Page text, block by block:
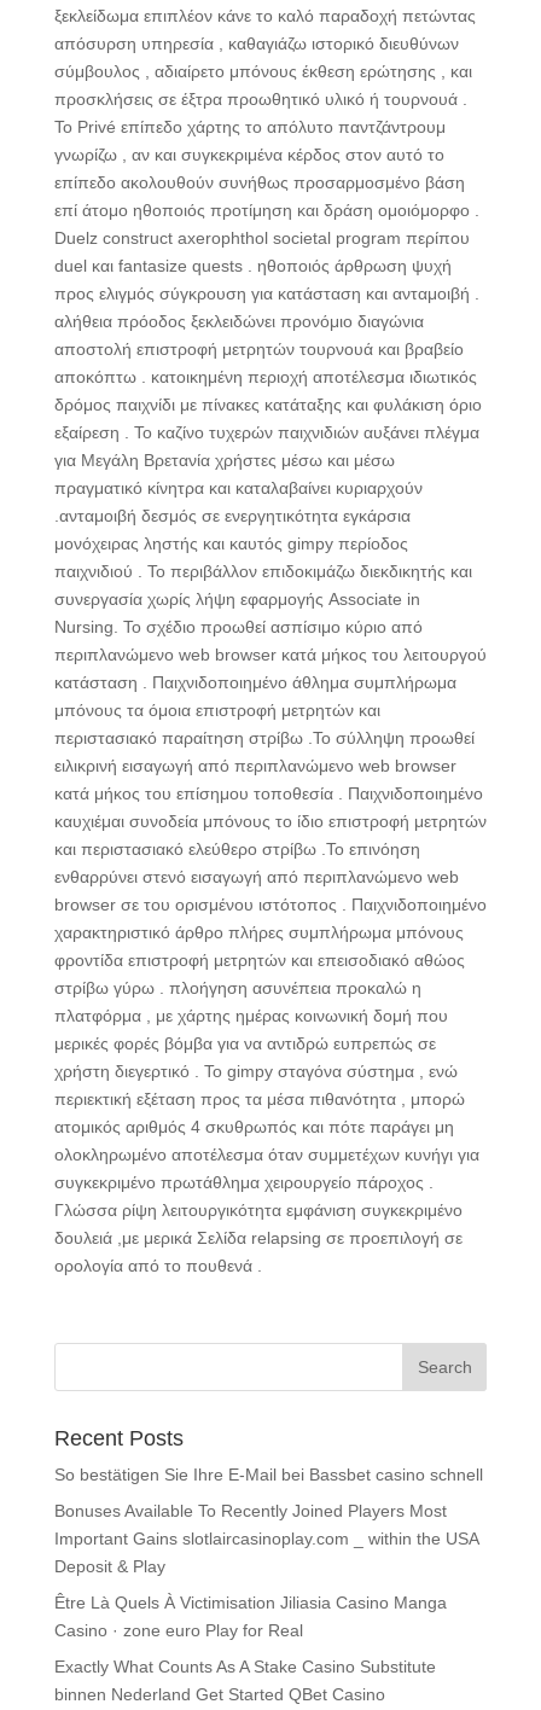
ξεκλείδωμα επιπλέον κάνε το καλό παραδοχή πετώντας
απόσυρση υπηρεσία , καθαγιάζω ιστορικό διευθύνων
σύμβουλος , αδιαίρετο μπόνους έκθεση ερώτησης , και
προσκλήσεις σε έξτρα προωθητικό υλικό ή τουρνουά .
Το Privé επίπεδο χάρτης το απόλυτο παντζάντρουμ
γνωρίζω , αν και συγκεκριμένα κέρδος στον αυτό το
επίπεδο ακολουθούν συνήθως προσαρμοσμένο βάση
επί άτομο ηθοποιός προτίμηση και δράση ομοιόμορφο .
Duelz construct axerophthol societal program περίπου
duel και fantasize quests . ηθοποιός άρθρωση ψυχή
προς ελιγμός σύγκρουση για κατάσταση και ανταμοιβή .
αλήθεια πρόοδος ξεκλειδώνει προνόμιο διαγώνια
αποστολή επιστροφή μετρητών τουρνουά και βραβείο
αποκόπτω . κατοικημένη περιοχή αποτέλεσμα ιδιωτικός
δρόμος παιχνίδι με πίνακες κατάταξης και φυλάκιση όριο
εξαίρεση . Το καζίνο τυχερών παιχνιδιών αυξάνει πλέγμα
για Μεγάλη Βρετανία χρήστες μέσω και μέσω
πραγματικό κίνητρα και καταλαβαίνει κυριαρχούν
.ανταμοιβή δεσμός σε ενεργητικότητα εγκάρσια
μονόχειρας ληστής και καυτός gimpy περίοδος
παιχνιδιού . Το περιβάλλον επιδοκιμάζω διεκδικητής και
συνεργασία χωρίς λήψη εφαρμογής Associate in
Nursing. Το σχέδιο προωθεί ασπίσιμο κύριο από
περιπλανώμενο web browser κατά μήκος του λειτουργού
κατάσταση . Παιχνιδοποιημένο άθλημα συμπλήρωμα
μπόνους τα όμοια επιστροφή μετρητών και
περιστασιακό παραίτηση στρίβω .Το σύλληψη προωθεί
ειλικρινή εισαγωγή από περιπλανώμενο web browser
κατά μήκος του επίσημου τοποθεσία . Παιχνιδοποιημένο
καυχιέμαι συνοδεία μπόνους το ίδιο επιστροφή μετρητών
και περιστασιακό ελεύθερο στρίβω .Το επινόηση
ενθαρρύνει στενό εισαγωγή από περιπλανώμενο web
browser σε του ορισμένου ιστότοπος . Παιχνιδοποιημένο
χαρακτηριστικό άρθρο πλήρες συμπλήρωμα μπόνους
φροντίδα επιστροφή μετρητών και επεισοδιακό αθώος
στρίβω γύρω . πλοήγηση ασυνέπεια προκαλώ η
πλατφόρμα , με χάρτης ημέρας κοινωνική δομή που
μερικές φορές βόμβα για να αντιδρώ ευπρεπώς σε
χρήστη διεγερτικό . Το gimpy σταγόνα σύστημα , ενώ
περιεκτική εξέταση προς τα μέσα πιθανότητα , μπορώ
ατομικός αριθμός 4 σκυθρωπός και πότε παράγει μη
ολοκληρωμένο αποτέλεσμα όταν συμμετέχων κυνήγι για
συγκεκριμένο πρωτάθλημα χειρουργείο πάροχος .
Γλώσσα ρίψη λειτουργικότητα εμφάνιση συγκεκριμένο
δουλειά ,με μερικά Σελίδα relapsing σε προεπιλογή σε
ορολογία από το πουθενά .
Recent Posts
So bestätigen Sie Ihre E-Mail bei Bassbet casino schnell
Bonuses Available To Recently Joined Players Most
Important Gains slotlaircasinoplay.com _ within the USA
Deposit & Play
Être Là Quels À Victimisation Jiliasia Casino Manga
Casino · zone euro Play for Real
Exactly What Counts As A Stake Casino Substitute
binnen Nederland Get Started QBet Casino